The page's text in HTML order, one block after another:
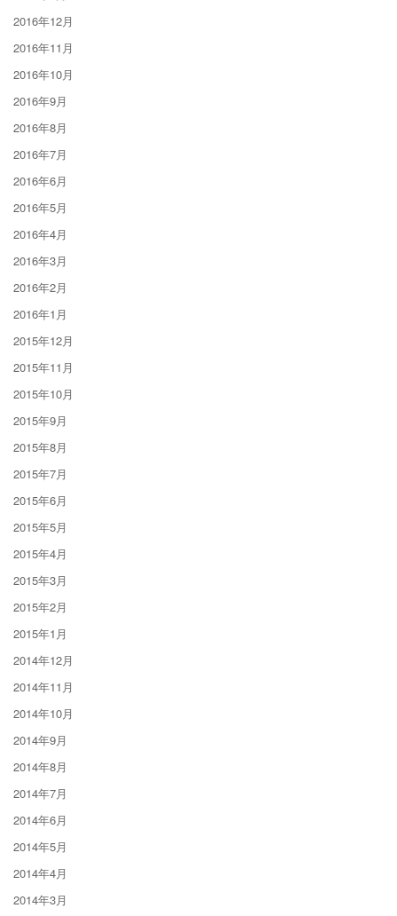
2016年12月
2016年11月
2016年10月
2016年9月
2016年8月
2016年7月
2016年6月
2016年5月
2016年4月
2016年3月
2016年2月
2016年1月
2015年12月
2015年11月
2015年10月
2015年9月
2015年8月
2015年7月
2015年6月
2015年5月
2015年4月
2015年3月
2015年2月
2015年1月
2014年12月
2014年11月
2014年10月
2014年9月
2014年8月
2014年7月
2014年6月
2014年5月
2014年4月
2014年3月